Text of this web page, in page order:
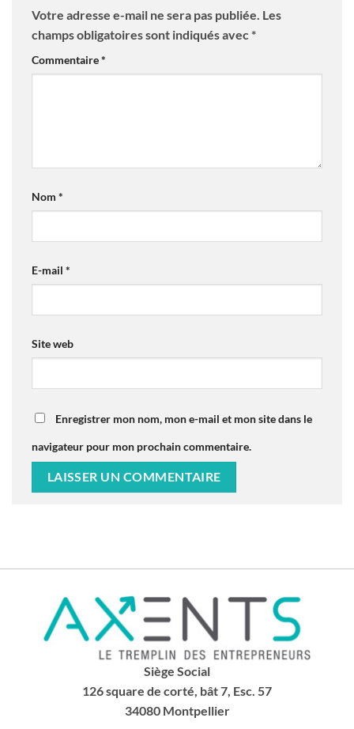
Votre adresse e-mail ne sera pas publiée. Les
champs obligatoires sont indiqués avec*
Commentaire*
Nom *
E-mail *
Site web
Enregistrer mon nom, mon e-mail et mon site dans le
navigateur pour mon prochain commentaire.
Siège Social
126 square de corté, bât 7, Esc. 57
34080 Montpellier